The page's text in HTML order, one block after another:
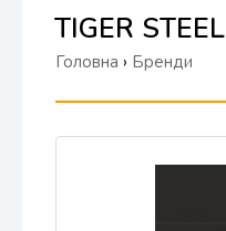
TIGER STEEL
Головна › Бренди